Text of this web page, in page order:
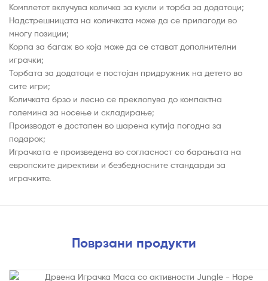
Комплетот вклучува количка за кукли и торба за додатоци;
Надстрешницата на количката може да се прилагоди во
многу позиции;
Корпа за багаж во која може да се стават дополнителни
играчки;
Торбата за додатоци е постојан придружник на детето во
сите игри;
Количката брзо и лесно се преклопува до компактна
големина за носење и складирање;
Производот е достапен во шарена кутија погодна за
подарок;
Играчката е произведена во согласност со барањата на
европските директиви и безбедносните стандарди за
играчките.
Поврзани продукти